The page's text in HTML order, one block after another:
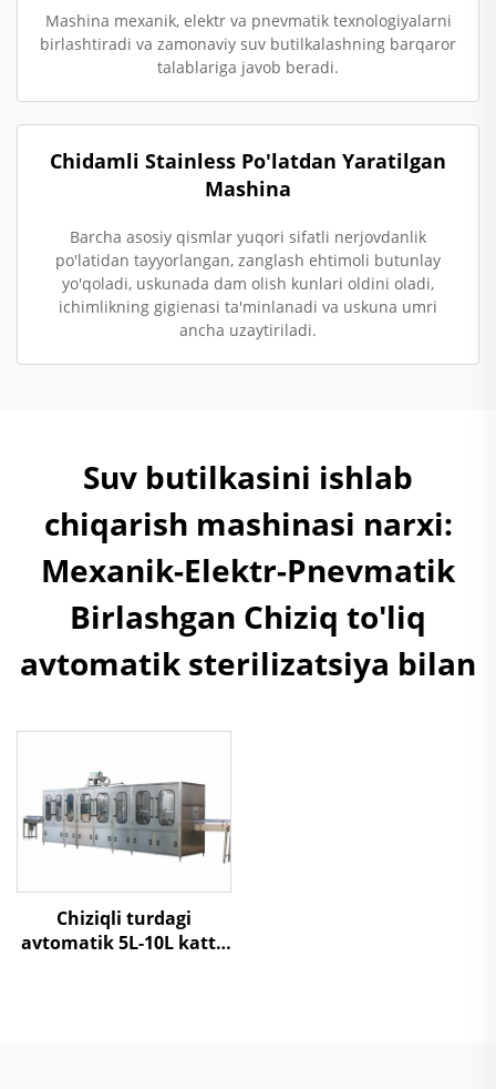
Mashina mexanik, elektr va pnevmatik texnologiyalarni
birlashtiradi va zamonaviy suv butilkalashning barqaror
talablariga javob beradi.
Chidamli Stainless Po'latdan Yaratilgan
Mashina
Barcha asosiy qismlar yuqori sifatli nerjovdanlik
po'latidan tayyorlangan, zanglash ehtimoli butunlay
yo'qoladi, uskunada dam olish kunlari oldini oladi,
ichimlikning gigienasi ta'minlanadi va uskuna umri
ancha uzaytiriladi.
Suv butilkasini ishlab
chiqarish mashinasi narxi:
Mexanik-Elektr-Pnevmatik
Birlashgan Chiziq to'liq
avtomatik sterilizatsiya bilan
Chiziqli turdagi
avtomatik 5L-10L katta